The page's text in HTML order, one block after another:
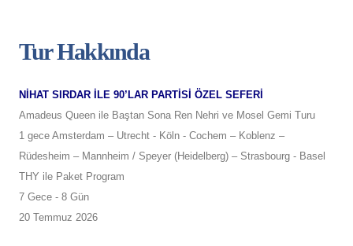
Tur Hakkında
NİHAT SIRDAR İLE 90’LAR PARTİSİ ÖZEL SEFERİ
Amadeus Queen ile Baştan Sona Ren Nehri ve Mosel Gemi Turu
1 gece Amsterdam – Utrecht - Köln - Cochem – Koblenz –
Rüdesheim – Mannheim / Speyer (Heidelberg) – Strasbourg - Basel
THY ile Paket Program
7 Gece - 8 Gün
20 Temmuz 2026